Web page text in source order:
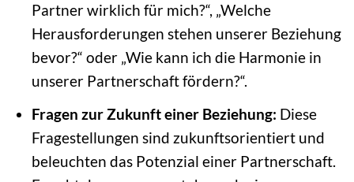
Partner wirklich für mich?“, „Welche
Herausforderungen stehen unserer Beziehung
bevor?“ oder „Wie kann ich die Harmonie in
unserer Partnerschaft fördern?“.
Fragen zur Zukunft einer Beziehung: Diese
Fragestellungen sind zukunftsorientiert und
beleuchten das Potenzial einer Partnerschaft.